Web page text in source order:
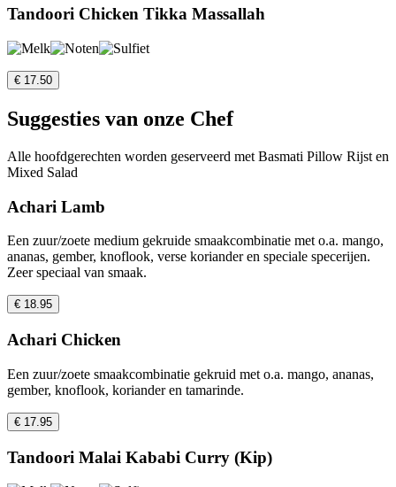
Tandoori Chicken Tikka Massallah
€ 17.50
Suggesties van onze Chef
Alle hoofdgerechten worden geserveerd met Basmati Pillow Rijst en
Mixed Salad
Achari Lamb
Een zuur/zoete medium gekruide smaakcombinatie met o.a. mango,
ananas, gember, knoflook, verse koriander en speciale specerijen.
Zeer speciaal van smaak.
€ 18.95
Achari Chicken
Een zuur/zoete smaakcombinatie gekruid met o.a. mango, ananas,
gember, knoflook, koriander en tamarinde.
€ 17.95
Tandoori Malai Kababi Curry (Kip)